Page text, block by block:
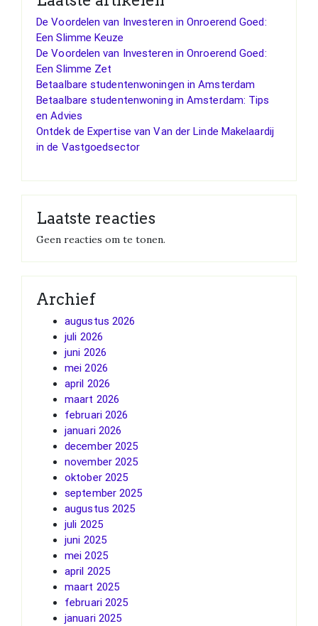
De Voordelen van Investeren in Onroerend Goed:
Een Slimme Keuze
De Voordelen van Investeren in Onroerend Goed:
Een Slimme Zet
Betaalbare studentenwoningen in Amsterdam
Betaalbare studentenwoning in Amsterdam: Tips
en Advies
Ontdek de Expertise van Van der Linde Makelaardij
in de Vastgoedsector
Laatste reacties
Geen reacties om te tonen.
Archief
augustus 2026
juli 2026
juni 2026
mei 2026
april 2026
maart 2026
februari 2026
januari 2026
december 2025
november 2025
oktober 2025
september 2025
augustus 2025
juli 2025
juni 2025
mei 2025
april 2025
maart 2025
februari 2025
januari 2025